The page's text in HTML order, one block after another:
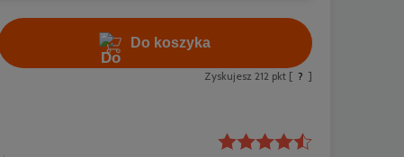
Do koszyka
Zyskujesz 212pkt [ ? ]